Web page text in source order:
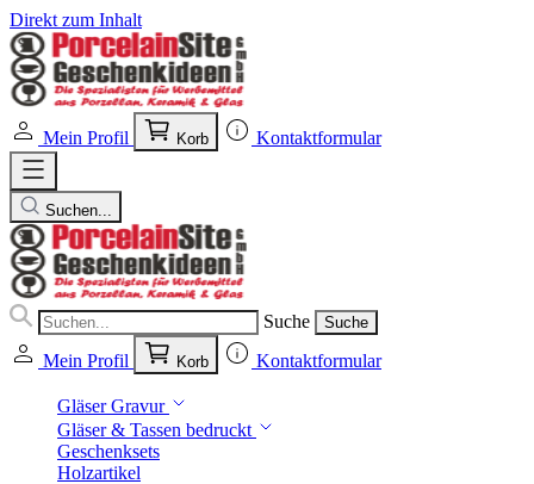
Direkt zum Inhalt
Mein Profil Korb Kontaktformular
Suchen...
Suche Suche
Mein Profil Korb Kontaktformular
Gläser Gravur
Gläser & Tassen bedruckt
Geschenksets
Holzartikel